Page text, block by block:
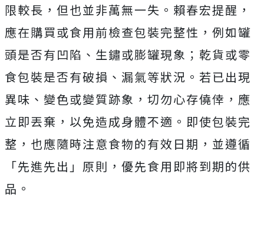
限較長，但也並非萬無一失。賴春宏提醒，
應在購買或食用前檢查包裝完整性，例如罐
頭是否有凹陷、生鏽或膨罐現象；乾貨或零
食包裝是否有破損、漏氣等狀況。若已出現
異味、變色或變質跡象，切勿心存僥倖，應
立即丟棄，以免造成身體不適。即使包裝完
整，也應隨時注意食物的有效日期，並遵循
「先進先出」原則，優先食用即將到期的供
品。